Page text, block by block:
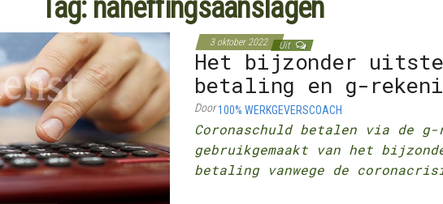
Wet &
Regelgeving –
Coaching
Payrolling, Juridische
zaken, Opleiding,
ontwikkeling en
coaching, HR Scan,
Tag: naheffingsaanslagen
3 oktober 2022 Uit
Het bijzonder
betaling en g-
Door100% WERKGEVERSCOACH
Coronaschuld betalen via de
gebruikgemaakt van het
betaling vanwege de